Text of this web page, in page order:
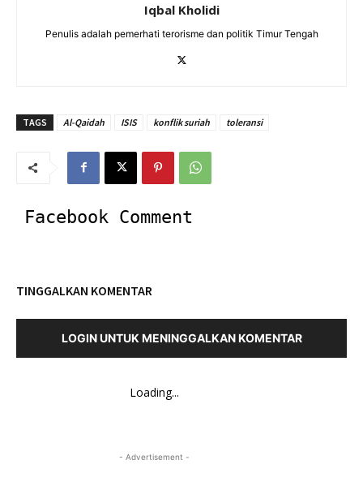
Iqbal Kholidi
Penulis adalah pemerhati terorisme dan politik Timur Tengah
TAGS Al-Qaidah ISIS konflik suriah toleransi
Facebook Comment
TINGGALKAN KOMENTAR
LOGIN UNTUK MENINGGALKAN KOMENTAR
Loading...
- Advertisement -